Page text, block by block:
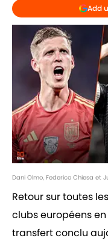
Add
Dani Olmo, Federico Chiesa et
Retour sur toutes
clubs européens
transfert conclu